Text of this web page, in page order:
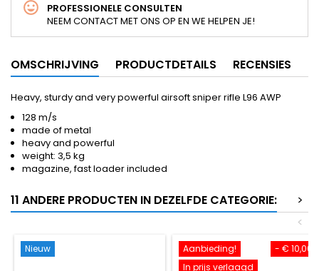
PROFESSIONELE CONSULTEN
NEEM CONTACT MET ONS OP EN WE HELPEN JE!
OMSCHRIJVING PRODUCTDETAILS RECENSIES
Heavy, sturdy and very powerful airsoft sniper rifle L96 AWP
128 m/s
made of metal
heavy and powerful
weight: 3,5 kg
magazine, fast loader included
11 ANDERE PRODUCTEN IN DEZELFDE CATEGORIE:
>
<
Nieuw - € 10,00
Aanbieding!
In prijs verlaagd